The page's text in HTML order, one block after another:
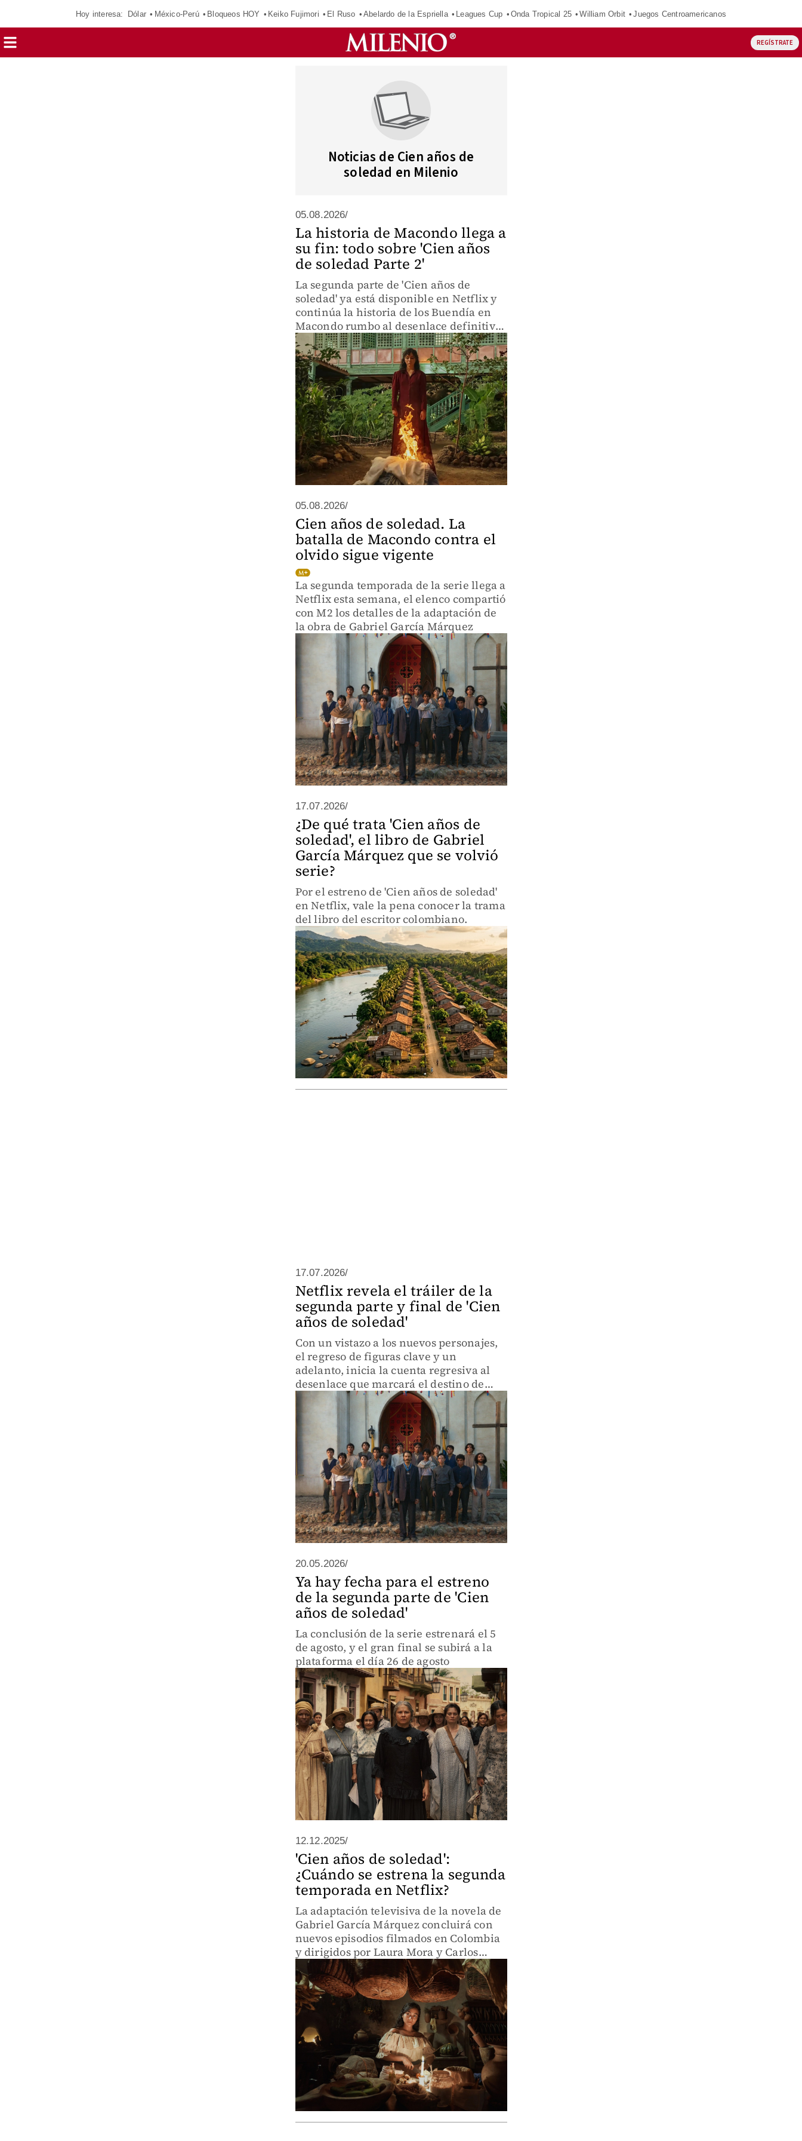
Hoy interesa: Dólar México-Perú Bloqueos HOY Keiko Fujimori El Ruso Abelardo de la Espriella Leagues Cup Onda Tropical 25 William Orbit Juegos Centroamericanos
REGÍSTRATE
Noticias de Cien años de
soledad en Milenio
05.08.2026/
La historia de Macondo llega a
su fin: todo sobre 'Cien años
de soledad Parte 2'
La segunda parte de 'Cien años de
soledad' ya está disponible en Netflix y
continúa la historia de los Buendía en
Macondo rumbo al desenlace definitivo
de la adaptación de Gabriel García
Márquez.
05.08.2026/
Cien años de soledad. La
batalla de Macondo contra el
olvido sigue vigente
La segunda temporada de la serie llega a
Netflix esta semana, el elenco compartió
con M2 los detalles de la adaptación de
la obra de Gabriel García Márquez
17.07.2026/
¿De qué trata 'Cien años de
soledad', el libro de Gabriel
García Márquez que se volvió
serie?
Por el estreno de 'Cien años de soledad'
en Netflix, vale la pena conocer la trama
del libro del escritor colombiano.
17.07.2026/
Netflix revela el tráiler de la
segunda parte y final de 'Cien
años de soledad'
Con un vistazo a los nuevos personajes,
el regreso de figuras clave y un
adelanto, inicia la cuenta regresiva al
desenlace que marcará el destino de
Macondo y la familia Buendía.
20.05.2026/
Ya hay fecha para el estreno
de la segunda parte de 'Cien
años de soledad'
La conclusión de la serie estrenará el 5
de agosto, y el gran final se subirá a la
plataforma el día 26 de agosto
12.12.2025/
'Cien años de soledad':
¿Cuándo se estrena la segunda
temporada en Netflix?
La adaptación televisiva de la novela de
Gabriel García Márquez concluirá con
nuevos episodios filmados en Colombia
y dirigidos por Laura Mora y Carlos
Moreno.